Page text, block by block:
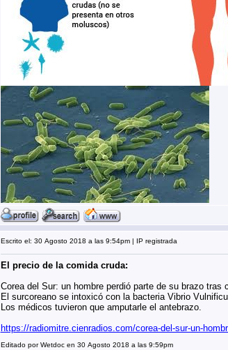
Escrito el: 30 Agosto 2018 a las 9:54pm | IP registrada
El precio de la comida cruda:
Corea del Sur: un hombre perdió parte de su brazo tras
El surcoreano se intoxicó con la bacteria Vibrio
Los médicos tuvieron que amputarle el antebrazo.
https://radiomitre.cienradios.com/corea-del-sur-un-
Editado por Wetdoc en 30 Agosto 2018 a las 9:59pm